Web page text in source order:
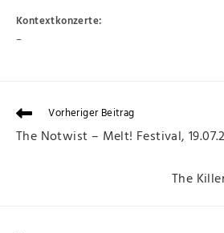
Kontextkonzerte:
–
Vorheriger Beitrag
The Notwist – Melt! Festival,
The